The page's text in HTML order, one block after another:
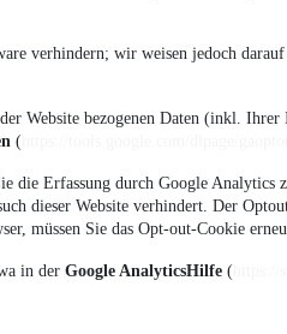
verhindern; wir weisen jedoch
Website bezogenen Daten (inkl.
( https://tools.google.com/dlpage/
die Erfassung durch Google Analytics
dieser Website verhindert. Der
müssen Sie das Opt-out-Cookie erneut
in derGoogle AnalyticsHilfe (